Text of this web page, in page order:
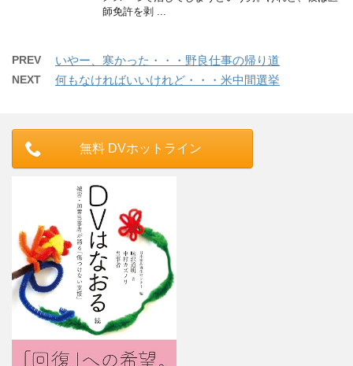
師免許を剥 ...
PREV いやー、寒かった・・・野良仕事の帰り道
NEXT 何もなければいいけれど・・・米中間選挙
無料 DVホットライン